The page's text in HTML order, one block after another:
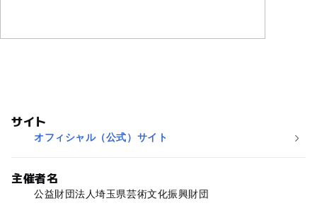
サイト
オフィシャル（公式）サイト
主催者名
公益財団法人埼玉県芸術文化振興財団